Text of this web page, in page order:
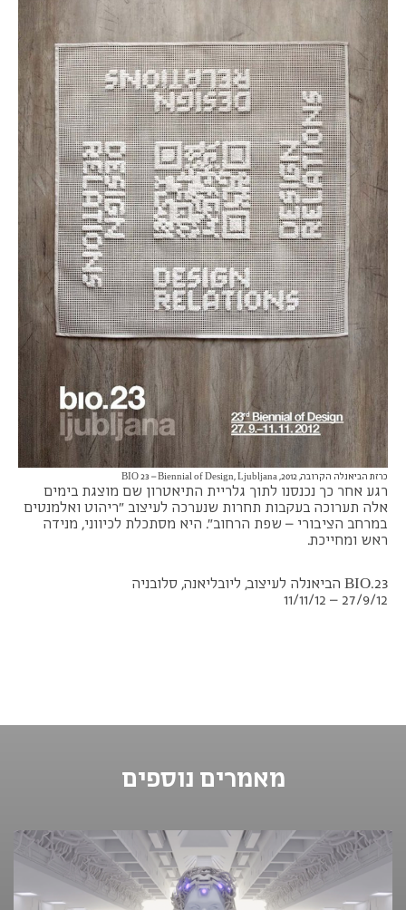
כרזת הביאנלה הקרובה, 2012, BIO 23 – Biennial of Design, Ljubljana
רגע אחר כך נכנסנו לתוך גלריית התיאטרון שם מוצגת בימים
אלה תערוכה בעקבות תחרות שנערכה לעיצוב "ריהוט ואלמנטים
במרחב הציבורי – שפת הרחוב". היא מסתכלת לכיווני, מנידה
ראש ומחייכת.
BIO.23 הביאנלה לעיצוב, ליובליאנה, סלובניה
27/9/12 – 11/11/12
מאמרים נוספים